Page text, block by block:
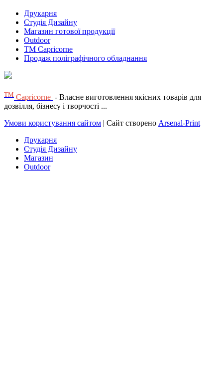
Друкарня
Студія Дизайну
Магазин готової продукції
Outdoor
TM Capricorne
Продаж поліграфічного обладнання
ТМ Capricorne - Власне виготовлення якісних товарів для
дозвілля, бізнесу і творчості ...
Умови користування сайтом | Сайт створено Arsenal-Print
Друкарня
Студія Дизайну
Магазин
Outdoor